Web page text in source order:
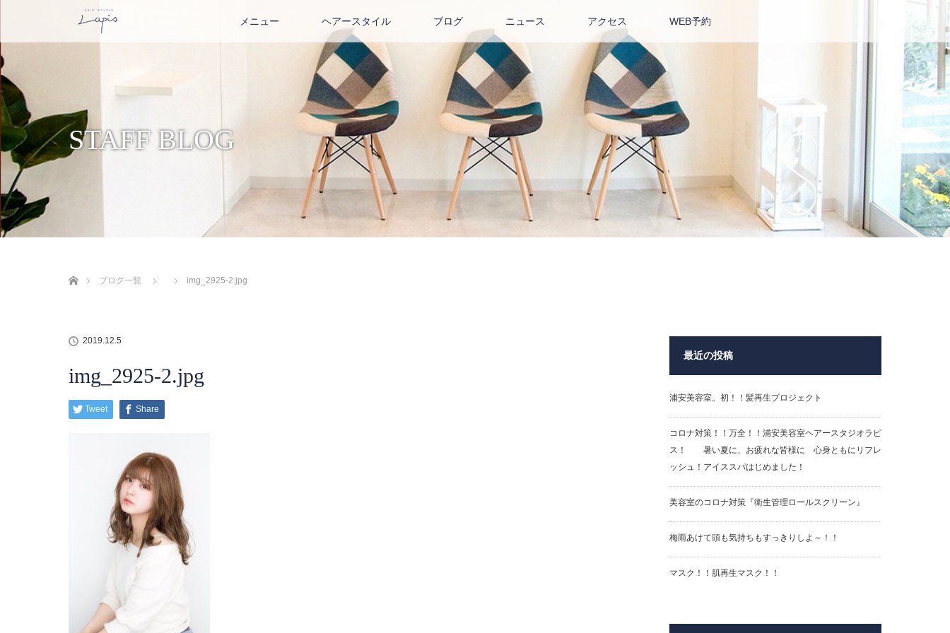
メニュー ヘアースタイル ブログ ニュース アクセス WEB予約
STAFF BLOG
ブログ一覧
img_2925-2.jpg
2019.12.5
img_2925-2.jpg
Tweet Share
最近の投稿
浦安美容室。初！！髪再生プロジェクト
コロナ対策！！万全！！浦安美容室ヘアースタジオラピ
ス！ 暑い夏に、お疲れな皆様に 心身ともにリフレ
ッシュ！アイススパはじめました！
美容室のコロナ対策『衛生管理ロールスクリーン』
梅雨あけて頭も気持ちもすっきりしよ～！！
マスク！！肌再生マスク！！